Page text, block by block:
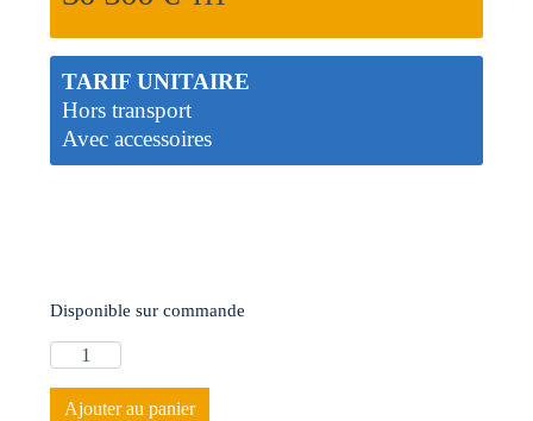
TARIF UNITAIRE
Hors transport
Avec accessoires
Disponible sur commande
Ajouter au panier